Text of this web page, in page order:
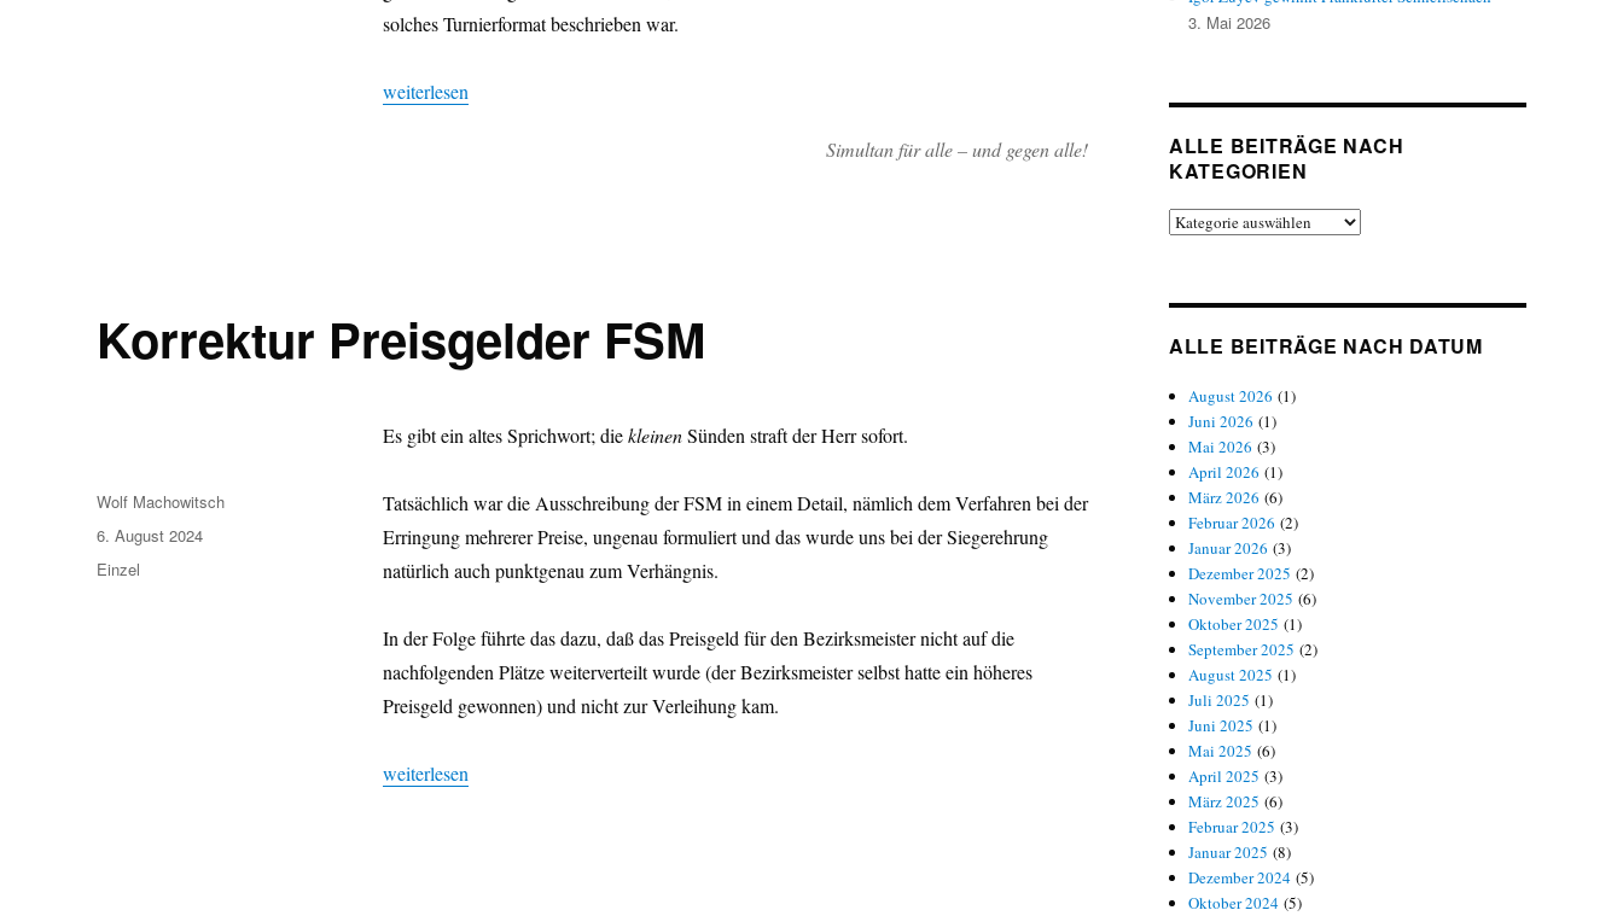
Simultan für alle – und gegen alle!
solches Turnierformat beschrieben war.
„Turniersimultan: Ein Juwel in Bad Homburg“
weiterlesen
Korrektur Preisgelder FSM
Es gibt ein altes Sprichwort; diekleinenSünden straft der Herr sofort.
Tatsächlich war die Ausschreibung der FSM in einem Detail, nämlich dem Verfahren bei der
Erringung mehrerer Preise, ungenau formuliert und das wurde uns bei der Siegerehrung
natürlich auch punktgenau zum Verhängnis.
In der Folge führte das dazu, daß das Preisgeld für den Bezirksmeister nicht auf die
nachfolgenden Plätze weiterverteilt wurde (der Bezirksmeister selbst hatte ein höheres
Preisgeld gewonnen) und nicht zur Verleihung kam.
„Korrektur Preisgelder FSM“
weiterlesen
Autor
Wolf Machowitsch
Veröffentlicht
am
6. August 2024
Kategorien
Einzel
3. Mai 2026
ALLE BEITRÄGE NACH
KATEGORIEN
Alle
ALLE BEITRÄGE NACH DATUM
August 2026 (1)
Juni 2026 (1)
Mai 2026 (3)
April 2026 (1)
März 2026 (6)
Februar 2026 (2)
Januar 2026 (3)
Dezember 2025 (2)
November 2025 (6)
Oktober 2025 (1)
September 2025 (2)
August 2025 (1)
Juli 2025 (1)
Juni 2025 (1)
Mai 2025 (6)
April 2025 (3)
März 2025 (6)
Februar 2025 (3)
Januar 2025 (8)
Dezember 2024 (5)
Oktober 2024 (5)